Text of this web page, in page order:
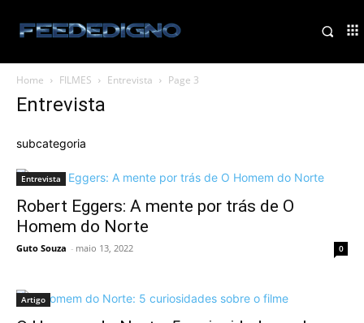
Home FILMES Entrevista Page 3
Entrevista
subcategoria
Entrevista
Robert Eggers: A mente por trás de O
Homem do Norte
Guto Souza - maio 13, 2022 0
Artigo